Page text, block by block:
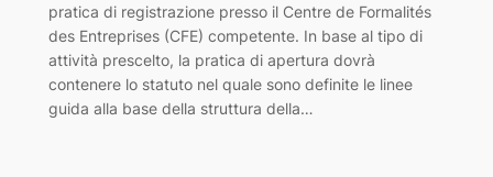
pratica di registrazione presso il Centre de Formalités
des Entreprises (CFE) competente. In base al tipo di
attività prescelto, la pratica di apertura dovrà
contenere lo statuto nel quale sono definite le linee
guida alla base della struttura della…